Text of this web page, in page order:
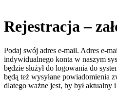
Rejestracja –
Podaj swój adres e-mail. Adres e-
indywidualnego konta w naszym
będzie służył do logowania do
będą też wysyłane powiadomienia
dlatego ważne jest, by był aktualny i